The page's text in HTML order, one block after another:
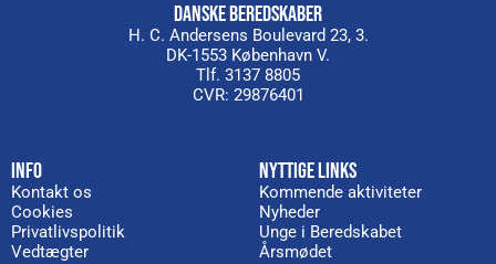
DANSKE BEREDSKABER
H. C. Andersens Boulevard 23, 3.
DK-1553 København V.
Tlf. 3137 8805
CVR: 29876401
INFO
Kontakt os
Cookies
Privatlivspolitik
Vedtægter
NYTTIGE LINKS
Kommende aktiviteter
Nyheder
Unge i Beredskabet
Årsmødet